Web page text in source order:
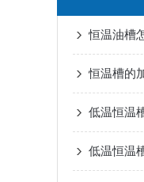
恒温油槽
恒温槽的
低温恒温